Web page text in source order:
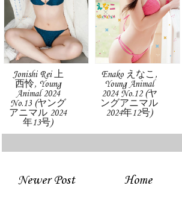
Jonishi Rei 上
西怜, Young
Animal 2024
No.13 (ヤング
アニマル 2024
年13号)
Enako えなこ,
Young Animal
2024 No.12 (ヤ
ングアニマル
2024年12号)
Newer Post Home